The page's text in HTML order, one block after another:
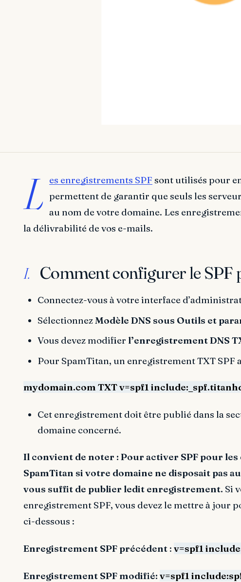
L es enregistrements SPF sont utilisés pour
permettent de garantir que seuls les
au nom de votre domaine. Les
la délivrabilité de vos e-mails.
I. Comment configurer le SPF
Connectez-vous à votre interface
Sélectionnez Modèle DNS sous Outils et
Vous devez modifier l’enregistrement DNS
Pour SpamTitan, un enregistrement TXT SPF
mydomain.com TXT v=spf1
Cet enregistrement doit être publié dans la
domaine concerné.
Il convient de noter : Pour activer SPF pour
SpamTitan si votre domaine ne disposait pas
vous suffit de publier ledit enregistrement. Si
enregistrement SPF, vous devez le mettre à jour
ci-dessous :
Enregistrement SPF précédent : v=spf1
Enregistrement SPF modifié: v=spf1